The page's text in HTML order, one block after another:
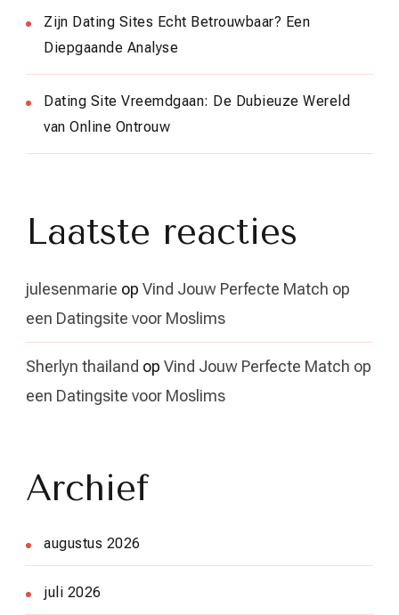
Zijn Dating Sites Echt Betrouwbaar? Een
Diepgaande Analyse
Dating Site Vreemdgaan: De Dubieuze Wereld
van Online Ontrouw
Laatste reacties
julesenmarie op Vind Jouw Perfecte Match op
een Datingsite voor Moslims
Sherlyn thailand op Vind Jouw Perfecte Match op
een Datingsite voor Moslims
Archief
augustus 2026
juli 2026